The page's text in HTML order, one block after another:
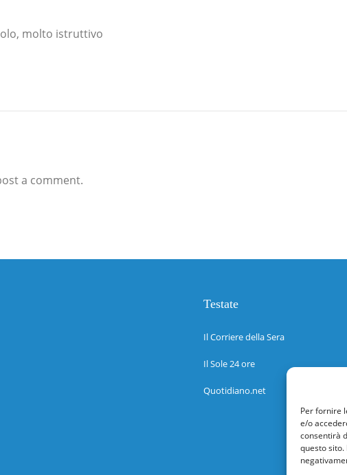
Per fornire
e/o
consentirà
questo sito.
molto istruttivo
a comment.
Testate
Il Corriere della Sera
Il Sole 24 ore
Quotidiano.net